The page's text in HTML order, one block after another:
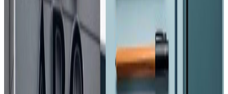
गरिएको परीक्षणमा १२ जनामा कोरोना संक्रमण पुष्टि भएको थियो ।
पछिल्लो सरकारी तथ्यांक अनुसार उदयपुरमा सर्वाधिक धेरै १२
काठमाडौँमा ५, कैलालीमा ४, पर्सामा ३, चितवन र बाग्लुङमा २–२ तथा
कञ्चनपुर र रौतहटमा १–१ जना कोरोना संक्रमित पहिचान भएका छन् ।
३० मध्ये काठमाडौंमा पहिलो पटक पहिचान भएका एकजना स्वस्थ